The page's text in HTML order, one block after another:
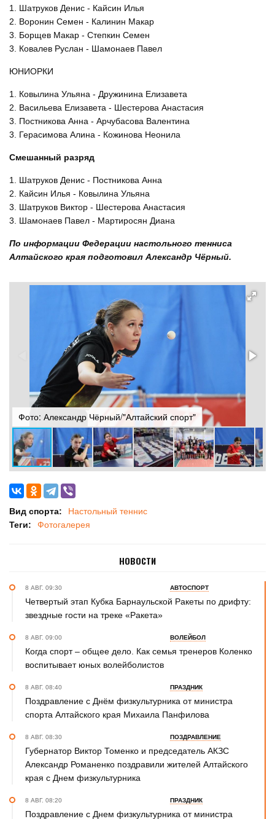
1. Шатруков Денис - Кайсин Илья
2. Воронин Семен - Калинин Макар
3. Борщев Макар - Степкин Семен
3. Ковалев Руслан - Шамонаев Павел
ЮНИОРКИ
1. Ковылина Ульяна - Дружинина Елизавета
2. Васильева Елизавета - Шестерова Анастасия
3. Постникова Анна - Арчубасова Валентина
3. Герасимова Алина - Кожинова Неонила
Смешанный разряд
1. Шатруков Денис - Постникова Анна
2. Кайсин Илья - Ковылина Ульяна
3. Шатруков Виктор - Шестерова Анастасия
3. Шамонаев Павел - Мартиросян Диана
По информации Федерации настольного тенниса
Алтайского края подготовил Александр Чёрный.
Фото: Александр Чёрный/"Алтайский спорт"
Вид спорта:
Настольный теннис
Теги:
Фотогалерея
НОВОСТИ
8 АВГ. 09:30 АВТОСПОРТ
Четвертый этап Кубка Барнаульской Ракеты по дрифту:
звездные гости на треке «Ракета»
8 АВГ. 09:00 ВОЛЕЙБОЛ
Когда спорт – общее дело. Как семья тренеров Коленко
воспитывает юных волейболистов
8 АВГ. 08:40 ПРАЗДНИК
Поздравление с Днём физкультурника от министра
спорта Алтайского края Михаила Панфилова
8 АВГ. 08:30 ПОЗДРАВЛЕНИЕ
Губернатор Виктор Томенко и председатель АКЗС
Александр Романенко поздравили жителей Алтайского
края с Днем физкультурника
8 АВГ. 08:20 ПРАЗДНИК
Поздравление с Днем физкультурника от министра